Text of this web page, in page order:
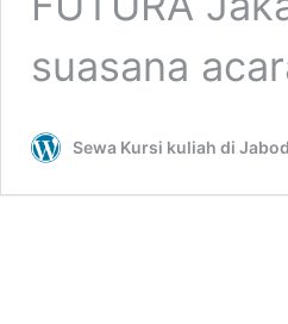
suasana
Sewa Kursi kuliah di